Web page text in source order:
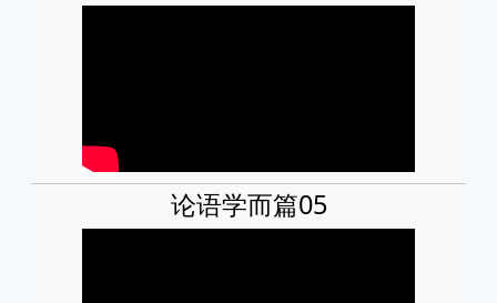
论语学而篇05